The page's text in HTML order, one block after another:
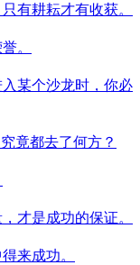
有耕耘才有收获。
。
某个沙龙时，你必
竟都去了何方？
才是成功的保证。
来成功。